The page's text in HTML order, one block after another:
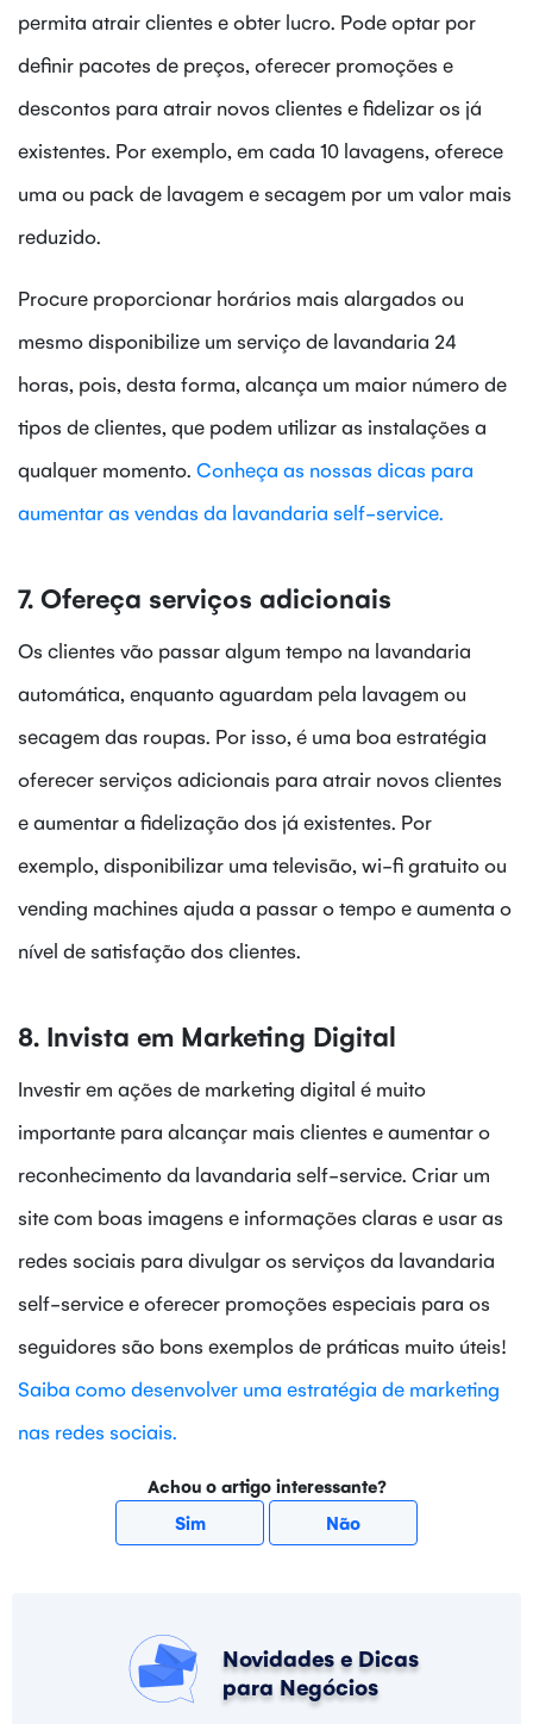
permita atrair clientes e obter lucro. Pode optar por
definir pacotes de preços, oferecer promoções e
descontos para atrair novos clientes e fidelizar os já
existentes. Por exemplo, em cada 10 lavagens, oferece
uma ou pack de lavagem e secagem por um valor mais
reduzido.
Procure proporcionar horários mais alargados ou
mesmo disponibilize um serviço de lavandaria 24
horas, pois, desta forma, alcança um maior número de
tipos de clientes, que podem utilizar as instalações a
qualquer momento. Conheça as nossas dicas para
aumentar as vendas da lavandaria self-service.
7. Ofereça serviços adicionais
Os clientes vão passar algum tempo na lavandaria
automática, enquanto aguardam pela lavagem ou
secagem das roupas. Por isso, é uma boa estratégia
oferecer serviços adicionais para atrair novos clientes
e aumentar a fidelização dos já existentes. Por
exemplo, disponibilizar uma televisão, wi-fi gratuito ou
vending machines ajuda a passar o tempo e aumenta o
nível de satisfação dos clientes.
8. Invista em Marketing Digital
Investir em ações de marketing digital é muito
importante para alcançar mais clientes e aumentar o
reconhecimento da lavandaria self-service. Criar um
site com boas imagens e informações claras e usar as
redes sociais para divulgar os serviços da lavandaria
self-service e oferecer promoções especiais para os
seguidores são bons exemplos de práticas muito úteis!
Saiba como desenvolver uma estratégia de marketing
nas redes sociais.
Achou o artigo interessante?
Sim
Não
Novidades e Dicas
para Negócios